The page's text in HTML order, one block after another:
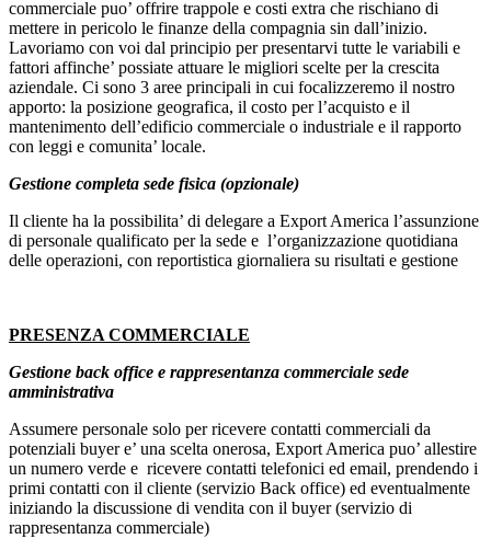
commerciale puo’ offrire trappole e costi extra che rischiano di
mettere in pericolo le finanze della compagnia sin dall’inizio.
Lavoriamo con voi dal principio per presentarvi tutte le variabili e
fattori affinche’ possiate attuare le migliori scelte per la crescita
aziendale. Ci sono 3 aree principali in cui focalizzeremo il nostro
apporto: la posizione geografica, il costo per l’acquisto e il
mantenimento dell’edificio commerciale o industriale e il rapporto
con leggi e comunita’ locale.
Gestione completa sede fisica (opzionale)
Il cliente ha la possibilita’ di delegare a Export America l’assunzione
di personale qualificato per la sede e l’organizzazione quotidiana
delle operazioni, con reportistica giornaliera su risultati e gestione
PRESENZA COMMERCIALE
Gestione back office e rappresentanza commerciale sede
amministrativa
Assumere personale solo per ricevere contatti commerciali da
potenziali buyer e’ una scelta onerosa, Export America puo’ allestire
un numero verde e ricevere contatti telefonici ed email, prendendo i
primi contatti con il cliente (servizio Back office) ed eventualmente
iniziando la discussione di vendita con il buyer (servizio di
rappresentanza commerciale)